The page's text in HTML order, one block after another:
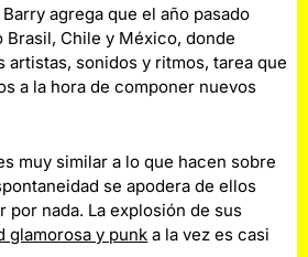
agrega que el año pasado
Chile y México, donde
sonidos y ritmos, tarea que
a la hora de componer nuevos
muy similar a lo que hacen sobre
se apodera de ellos
por nada. La explosión de sus
glamorosa y punk a la vez es casi